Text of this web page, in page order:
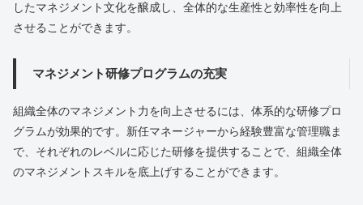
したマネジメント文化を醸成し、全体的な生産性と効率性を向上
させることができます。
マネジメント研修プログラムの充実
組織全体のマネジメント力を向上させるには、体系的な研修プロ
グラムが効果的です。新任マネージャーから経験豊富な管理職ま
で、それぞれのレベルに応じた研修を提供することで、組織全体
のマネジメントスキルを底上げすることができます。